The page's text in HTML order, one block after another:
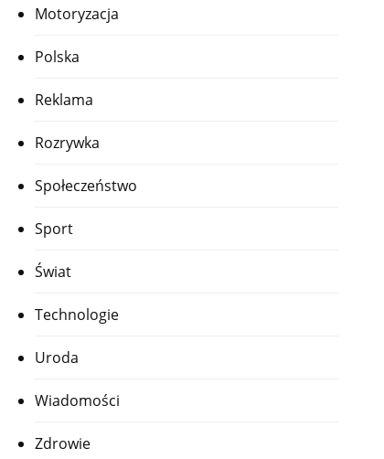
Motoryzacja
Polska
Reklama
Rozrywka
Społeczeństwo
Sport
Świat
Technologie
Uroda
Wiadomości
Zdrowie